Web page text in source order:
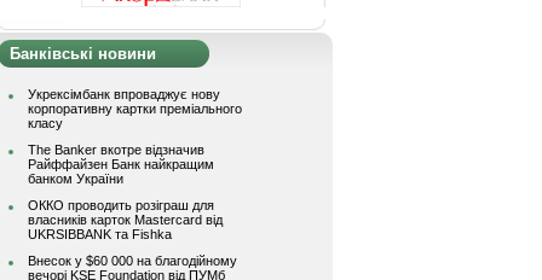
Банківські новини
Укрексімбанк впроваджує нову
корпоративну картки преміального
класу
The Banker вкотре відзначив
Райффайзен Банк найкращим
банком України
ОККО проводить розіграш для
власників карток Mastercard від
UKRSIBBANK та Fishka
Внесок у $60 000 на благодійному
вечорі KSE Foundation від ПУМб